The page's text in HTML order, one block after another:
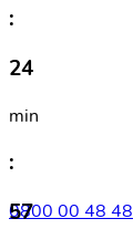
0800 00 48 48
:
24
min
:
57